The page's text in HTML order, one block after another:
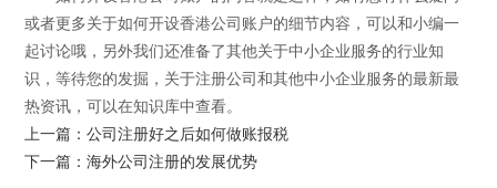
或者更多关于如何开设香港公司账户的细节内容，可以和小编一
起讨论哦，另外我们还准备了其他关于中小企业服务的行业知
识，等待您的发掘，关于注册公司和其他中小企业服务的最新最
热资讯，可以在知识库中查看。
上一篇：公司注册好之后如何做账报税
下一篇：海外公司注册的发展优势